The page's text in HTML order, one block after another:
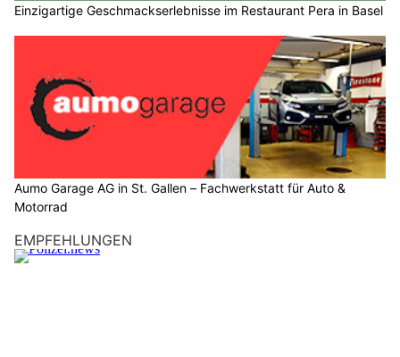
Einzigartige Geschmackserlebnisse im Restaurant Pera in Basel
Aumo Garage AG in St. Gallen – Fachwerkstatt für Auto &
Motorrad
EMPFEHLUNGEN